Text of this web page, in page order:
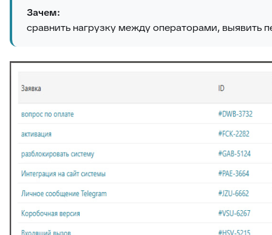
Зачем:
сравнить нагрузку между операторами, выявить